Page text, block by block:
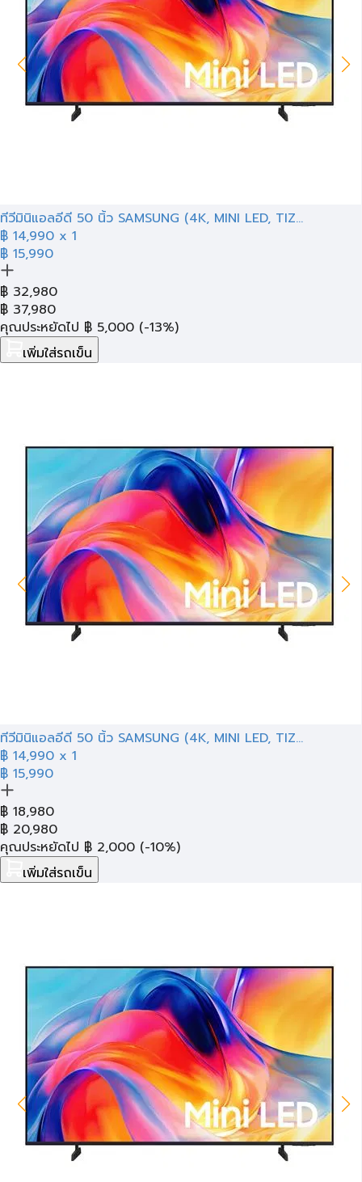
ทีวีมินิแอลอีดี 50 นิ้ว SAMSUNG (4K, MINI LED, TIZ...
฿ 14,990 x 1
฿ 15,990
฿ 32,980
฿ 37,980
คุณประหยัดไป ฿ 5,000 (-13%)
เพิ่มใส่รถเข็น
ทีวีมินิแอลอีดี 50 นิ้ว SAMSUNG (4K, MINI LED, TIZ...
฿ 14,990 x 1
฿ 15,990
฿ 18,980
฿ 20,980
คุณประหยัดไป ฿ 2,000 (-10%)
เพิ่มใส่รถเข็น